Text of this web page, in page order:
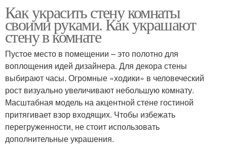
Как украсить стену комнаты
своими руками. Как украшают
стену в комнате
Пустое место в помещении – это полотно для
воплощения идей дизайнера. Для декора стены
выбирают часы. Огромные «ходики» в человеческий
рост визуально увеличивают небольшую комнату.
Масштабная модель на акцентной стене гостиной
притягивает взор входящих. Чтобы избежать
перегруженности, не стоит использовать
дополнительные украшения.